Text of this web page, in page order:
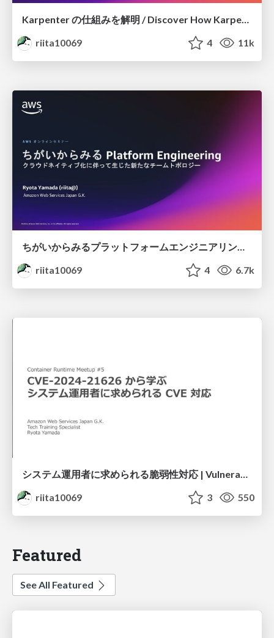
riita10069
4 11k
ちがいからみるプラットフォームエンジニアリング / Platform Engineering from a difference's point of view
riita10069
4 6.7k
システム運用者に求められる脆弱性対応 | Vulnerability mitigation expected of system operators. by CVE-2024-21626
riita10069
3 550
Featured
See All Featured